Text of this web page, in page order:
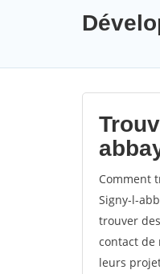
Comment
Signy-l-
trouver
contact de
leurs